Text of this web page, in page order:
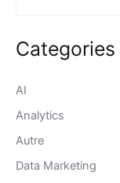
Categories
AI
Analytics
Autre
Data Marketing